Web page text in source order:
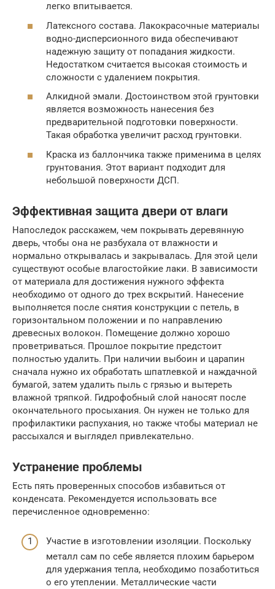
легко впитывается.
Латексного состава. Лакокрасочные материалы
водно-дисперсионного вида обеспечивают
надежную защиту от попадания жидкости.
Недостатком считается высокая стоимость и
сложности с удалением покрытия.
Алкидной эмали. Достоинством этой грунтовки
является возможность нанесения без
предварительной подготовки поверхности.
Такая обработка увеличит расход грунтовки.
Краска из баллончика также применима в целях
грунтования. Этот вариант подходит для
небольшой поверхности ДСП.
Эффективная защита двери от влаги
Напоследок расскажем, чем покрывать деревянную
дверь, чтобы она не разбухала от влажности и
нормально открывалась и закрывалась. Для этой цели
существуют особые влагостойкие лаки. В зависимости
от материала для достижения нужного эффекта
необходимо от одного до трех вскрытий. Нанесение
выполняется после снятия конструкции с петель, в
горизонтальном положении и по направлению
древесных волокон. Помещение должно хорошо
проветриваться. Прошлое покрытие предстоит
полностью удалить. При наличии выбоин и царапин
сначала нужно их обработать шпатлевкой и наждачной
бумагой, затем удалить пыль с грязью и вытереть
влажной тряпкой. Гидрофобный слой наносят после
окончательного просыхания. Он нужен не только для
профилактики распухания, но также чтобы материал не
рассыхался и выглядел привлекательно.
Устранение проблемы
Есть пять проверенных способов избавиться от
конденсата. Рекомендуется использовать все
перечисленное одновременно:
Участие в изготовлении изоляции. Поскольку
металл сам по себе является плохим барьером
для удержания тепла, необходимо позаботиться
о его утеплении. Металлические части